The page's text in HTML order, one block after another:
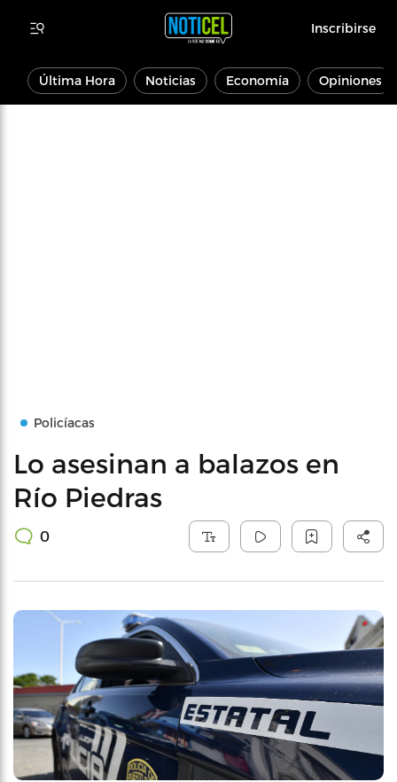
Inscribirse
Última Hora Noticias Economía Opiniones
Policíacas
Lo asesinan a balazos en
Río Piedras
0